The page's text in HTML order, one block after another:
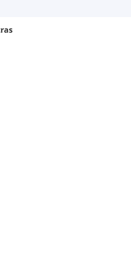
Home-Funktion
(DAB)
mit Auto-Hold
vorne und hinten
glnzend
und
auf allen Sitzpltzen
(ausgenommen Fahrer)